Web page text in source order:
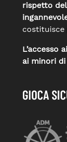
rispetto
L’accesso
ai minori di
GIOCA